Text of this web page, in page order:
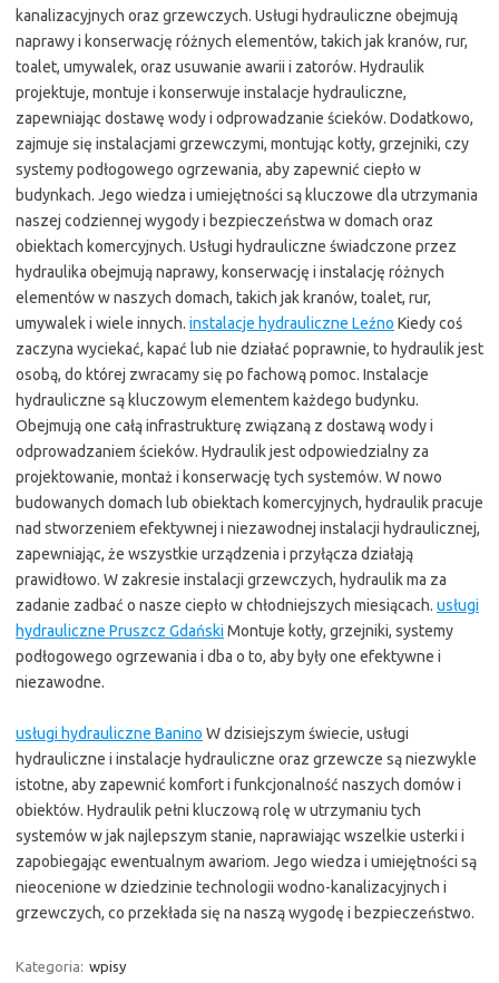
kanalizacyjnych oraz grzewczych. Usługi hydrauliczne obejmują
naprawy i konserwację różnych elementów, takich jak kranów, rur,
toalet, umywalek, oraz usuwanie awarii i zatorów. Hydraulik
projektuje, montuje i konserwuje instalacje hydrauliczne,
zapewniając dostawę wody i odprowadzanie ścieków. Dodatkowo,
zajmuje się instalacjami grzewczymi, montując kotły, grzejniki, czy
systemy podłogowego ogrzewania, aby zapewnić ciepło w
budynkach. Jego wiedza i umiejętności są kluczowe dla utrzymania
naszej codziennej wygody i bezpieczeństwa w domach oraz
obiektach komercyjnych. Usługi hydrauliczne świadczone przez
hydraulika obejmują naprawy, konserwację i instalację różnych
elementów w naszych domach, takich jak kranów, toalet, rur,
umywalek i wiele innych. instalacje hydrauliczne Leźno Kiedy coś
zaczyna wyciekać, kapać lub nie działać poprawnie, to hydraulik jest
osobą, do której zwracamy się po fachową pomoc. Instalacje
hydrauliczne są kluczowym elementem każdego budynku.
Obejmują one całą infrastrukturę związaną z dostawą wody i
odprowadzaniem ścieków. Hydraulik jest odpowiedzialny za
projektowanie, montaż i konserwację tych systemów. W nowo
budowanych domach lub obiektach komercyjnych, hydraulik pracuje
nad stworzeniem efektywnej i niezawodnej instalacji hydraulicznej,
zapewniając, że wszystkie urządzenia i przyłącza działają
prawidłowo. W zakresie instalacji grzewczych, hydraulik ma za
zadanie zadbać o nasze ciepło w chłodniejszych miesiącach. usługi
hydrauliczne Pruszcz Gdański Montuje kotły, grzejniki, systemy
podłogowego ogrzewania i dba o to, aby były one efektywne i
niezawodne.
usługi hydrauliczne Banino W dzisiejszym świecie, usługi
hydrauliczne i instalacje hydrauliczne oraz grzewcze są niezwykle
istotne, aby zapewnić komfort i funkcjonalność naszych domów i
obiektów. Hydraulik pełni kluczową rolę w utrzymaniu tych
systemów w jak najlepszym stanie, naprawiając wszelkie usterki i
zapobiegając ewentualnym awariom. Jego wiedza i umiejętności są
nieocenione w dziedzinie technologii wodno-kanalizacyjnych i
grzewczych, co przekłada się na naszą wygodę i bezpieczeństwo.
Kategoria: wpisy